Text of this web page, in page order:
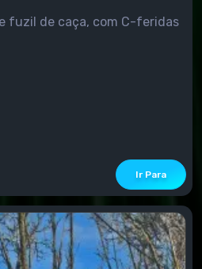
fuzil de caça, com C-feridas
Ir Para